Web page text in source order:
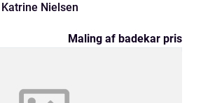
Katrine Nielsen
Maling af badekar pris